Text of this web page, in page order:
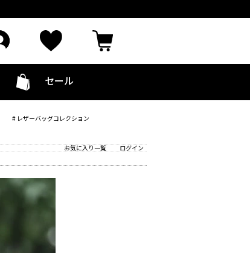
セール
# レザーバッグコレクション
お気に入り一覧 ログイン